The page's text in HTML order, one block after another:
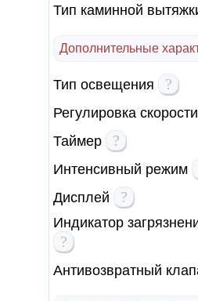
Тип каминной
Дополнительные
Тип освещения ?
Регулировка скорости
Таймер
?
Интенсивный режим
Дисплей
?
Индикатор
?
Антивозвратный